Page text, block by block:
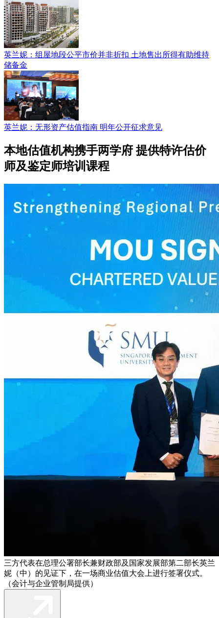
英兰妮：组屋地段公平市价并非折扣 土地售出所得有助维持
储备金
英兰妮：无形资产估值指南 明年公开征求意见
本地估值机构携手两学府 提供特许估价
师及鉴定师培训课程
三方代表在总理公署部长兼财政部及国家发展部第二部长英兰
妮（中）的见证下，在一场商业估值大会上进行签署仪式。
（会计与企业管制局提供）